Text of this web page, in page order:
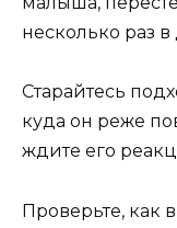
несколько раз в
Старайтесь
куда он реже
ждите его
Проверьте, как